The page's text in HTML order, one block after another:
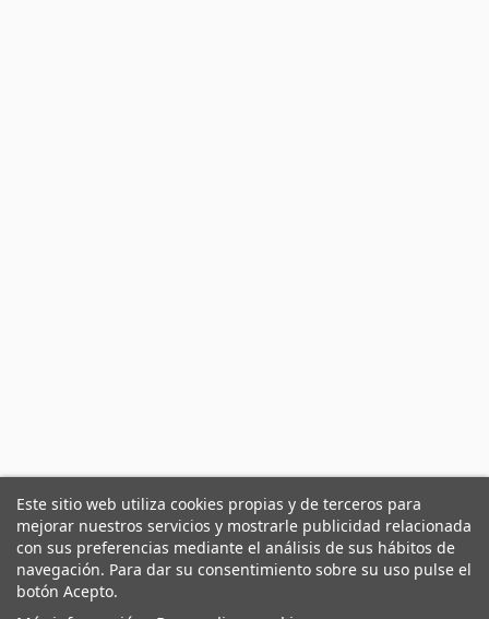
Este sitio web utiliza cookies propias y de terceros para
mejorar nuestros servicios y mostrarle publicidad relacionada
con sus preferencias mediante el análisis de sus hábitos de
navegación. Para dar su consentimiento sobre su uso pulse el
botón Acepto.